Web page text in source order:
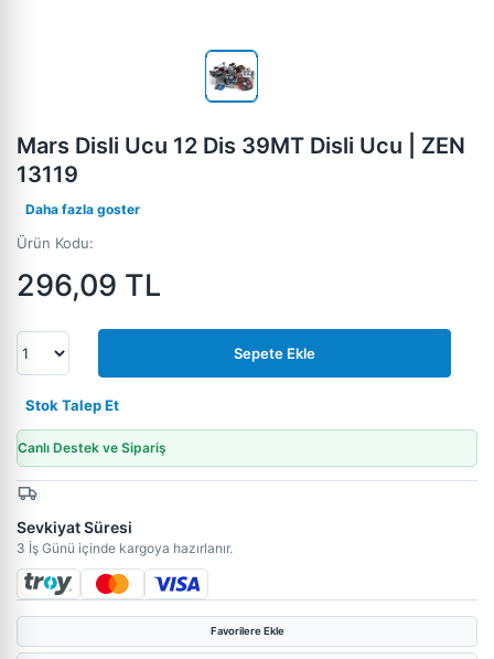
Mars Disli Ucu 12 Dis 39MT Disli Ucu | ZEN
13119
Daha fazla goster
Ürün Kodu:
296,09 TL
Sepete Ekle
Stok Talep Et
Canlı Destek ve Sipariş
Sevkiyat Süresi
3 İş Günü içinde kargoya hazırlanır.
Favorilere Ekle